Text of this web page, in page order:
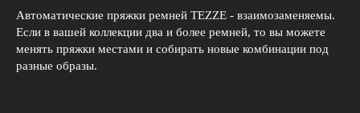
Автоматические пряжки ремней TEZZE - взаимозаменяемы.
Если в вашей коллекции два и более ремней, то вы можете
менять пряжки местами и собирать новые комбинации под
разные образы.